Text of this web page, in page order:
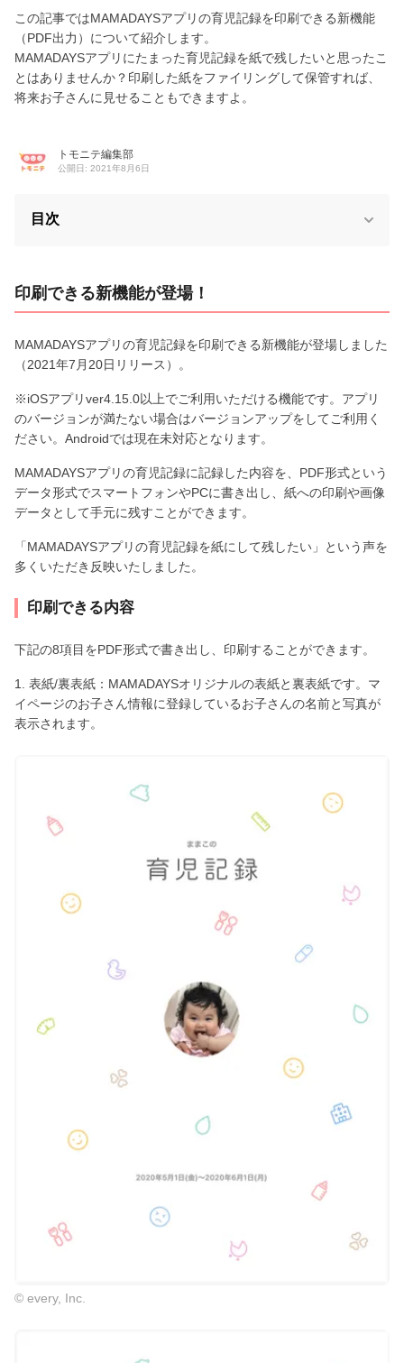
この記事ではMAMADAYSアプリの育児記録を印刷できる新機能
（PDF出力）について紹介します。
MAMADAYSアプリにたまった育児記録を紙で残したいと思ったこ
とはありませんか？印刷した紙をファイリングして保管すれば、
将来お子さんに見せることもできますよ。
トモニテ編集部
公開日: 2021年8月6日
目次
印刷できる新機能が登場！
MAMADAYSアプリの育児記録を印刷できる新機能が登場しました
（2021年7月20日リリース）。
※iOSアプリver4.15.0以上でご利用いただける機能です。アプリ
のバージョンが満たない場合はバージョンアップをしてご利用く
ださい。Androidでは現在未対応となります。
MAMADAYSアプリの育児記録に記録した内容を、PDF形式という
データ形式でスマートフォンやPCに書き出し、紙への印刷や画像
データとして手元に残すことができます。
「MAMADAYSアプリの育児記録を紙にして残したい」という声を
多くいただき反映いたしました。
印刷できる内容
下記の8項目をPDF形式で書き出し、印刷することができます。
1. 表紙/裏表紙：MAMADAYSオリジナルの表紙と裏表紙です。マ
イページのお子さん情報に登録しているお子さんの名前と写真が
表示されます。
© every, Inc.